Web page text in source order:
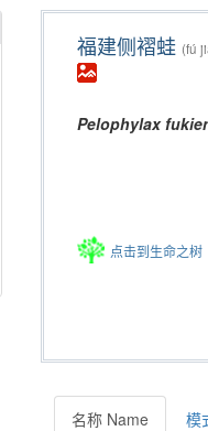
福建侧褶蛙 (fú
Pelophylax
点击到生命之树
名称 Name 模